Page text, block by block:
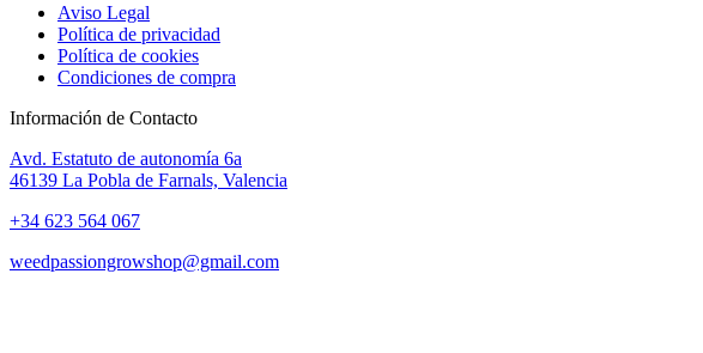
Aviso Legal
Política de privacidad
Política de cookies
Condiciones de compra
Información de Contacto
Avd. Estatuto de autonomía 6a
46139 La Pobla de Farnals, Valencia
+34 623 564 067
weedpassiongrowshop@gmail.com